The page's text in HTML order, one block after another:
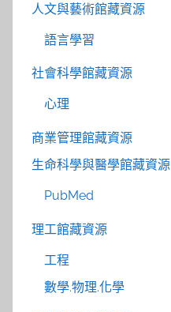
人文與藝術館藏資源
語言學習
社會科學館藏資源
心理
商業管理館藏資源
生命科學與醫學館藏資源
PubMed
理工館藏資源
工程
數學.物理.化學